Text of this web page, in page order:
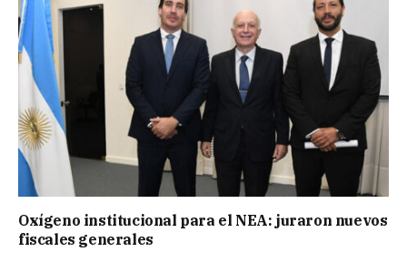
Oxígeno institucional para el NEA: juraron nuevos
fiscales generales